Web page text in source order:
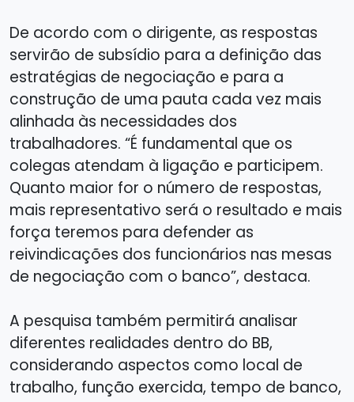
De acordo com o dirigente, as respostas
servirão de subsídio para a definição das
estratégias de negociação e para a
construção de uma pauta cada vez mais
alinhada às necessidades dos
trabalhadores. “É fundamental que os
colegas atendam à ligação e participem.
Quanto maior for o número de respostas,
mais representativo será o resultado e mais
força teremos para defender as
reivindicações dos funcionários nas mesas
de negociação com o banco”, destaca.
A pesquisa também permitirá analisar
diferentes realidades dentro do BB,
considerando aspectos como local de
trabalho, função exercida, tempo de banco,